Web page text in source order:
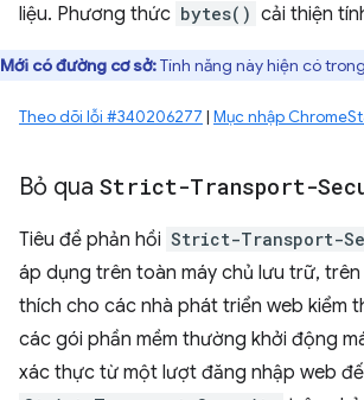
liệu. Phương thức bytes() cải thiện
Mới có đường cơ sở:Tính năng này hiện có
Theo dõi lỗi #340206277 | Mục nhập
Bỏ qua Strict-Transport-
Tiêu đề phản hồi Strict-Transport-
áp dụng trên toàn máy chủ lưu trữ,
thích cho các nhà phát triển web kiểm
các gói phần mềm thường khởi động
xác thực từ một lượt đăng nhập web